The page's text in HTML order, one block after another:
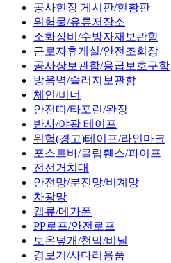
공사현장 게시판/현황판
위험물/유류저장소
소화장비/수방자재보관함
근로자휴게실/안전조회장
공사장보관함/응급보호구함
방음벽/슬러지보관함
체인/비너
안전띠/타포린/완장
반사/야광 테이프
위험(경고)테이프/라인마크
포스트바/클립휀스/파이프
전선거치대
안전망/분진망/비계망
차광망
캡류/메가폰
PP로프/안전로프
보온덮개/천막/비닐
경보기/사다리용품